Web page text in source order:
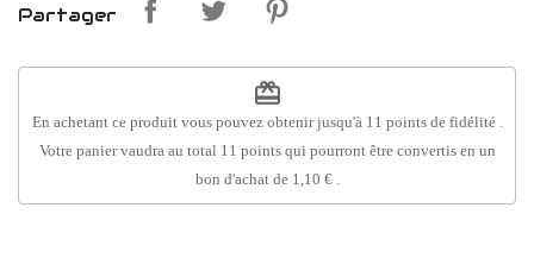
Partager
redeem
En achetant ce produit vous pouvez obtenir jusqu'à 11 points de fidélité.
Votre panier vaudra au total 11 pointsqui pourront être convertis en un
bon d'achat de 1,10 €.